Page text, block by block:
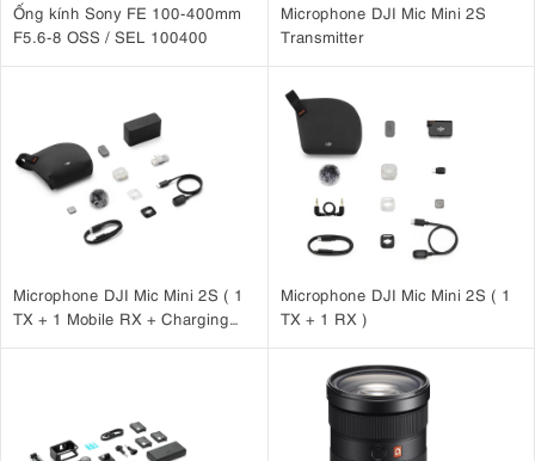
Ống kính Sony FE 100-400mm
F5.6-8 OSS / SEL 100400
Microphone DJI Mic Mini 2S
Transmitter
Microphone DJI Mic Mini 2S ( 1
TX + 1 Mobile RX + Charging
Microphone DJI Mic Mini 2S ( 1
TX + 1 RX )